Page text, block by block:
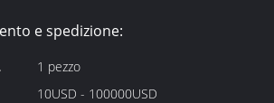
e spedizione:
1 pezzo
10USD - 100000USD